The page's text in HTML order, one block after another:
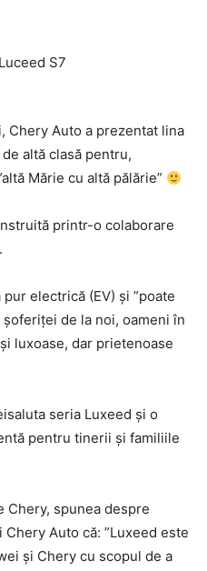
Chery Auto a prezentat lina
altă clasă pentru,
Mărie cu altă pălărie”
printr-o colaborare
electrică (EV) și ”poate
de la noi, oameni în
luxoase, dar prietenoase
seria Luxeed și o
pentru tinerii și familiile
Chery, spunea despre
Auto că: ”Luxeed este
și Chery cu scopul de a